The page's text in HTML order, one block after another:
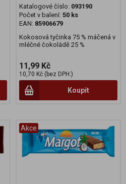
Katalogové číslo: 093190
Počet v balení: 50 ks
EAN: 85906679
Kokosová tyčinka 75 % máčená v
mléčné čokoládě 25 %
11,99 Kč
10,70 Kč (bez DPH:)
Koupit
Akce